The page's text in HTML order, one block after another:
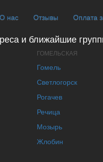
О нас Отзывы Оплата
и ближайшие
ГОМЕЛЬСКАЯ
Гомель
Светлогорск
Рогачев
Речица
Мозырь
Жлобин